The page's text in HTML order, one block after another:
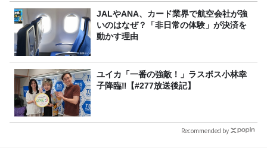
JALやANA、カード業界で航空会社が強
いのはなぜ？「非日常の体験」が決済を
動かす理由
ユイカ「一番の強敵！」ラスボス小林幸
子降臨‼【#277放送後記】
Recommended by